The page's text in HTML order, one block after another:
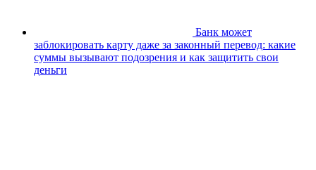
Банк может
заблокировать карту даже за законный перевод: какие
суммы вызывают подозрения и как защитить свои
деньги